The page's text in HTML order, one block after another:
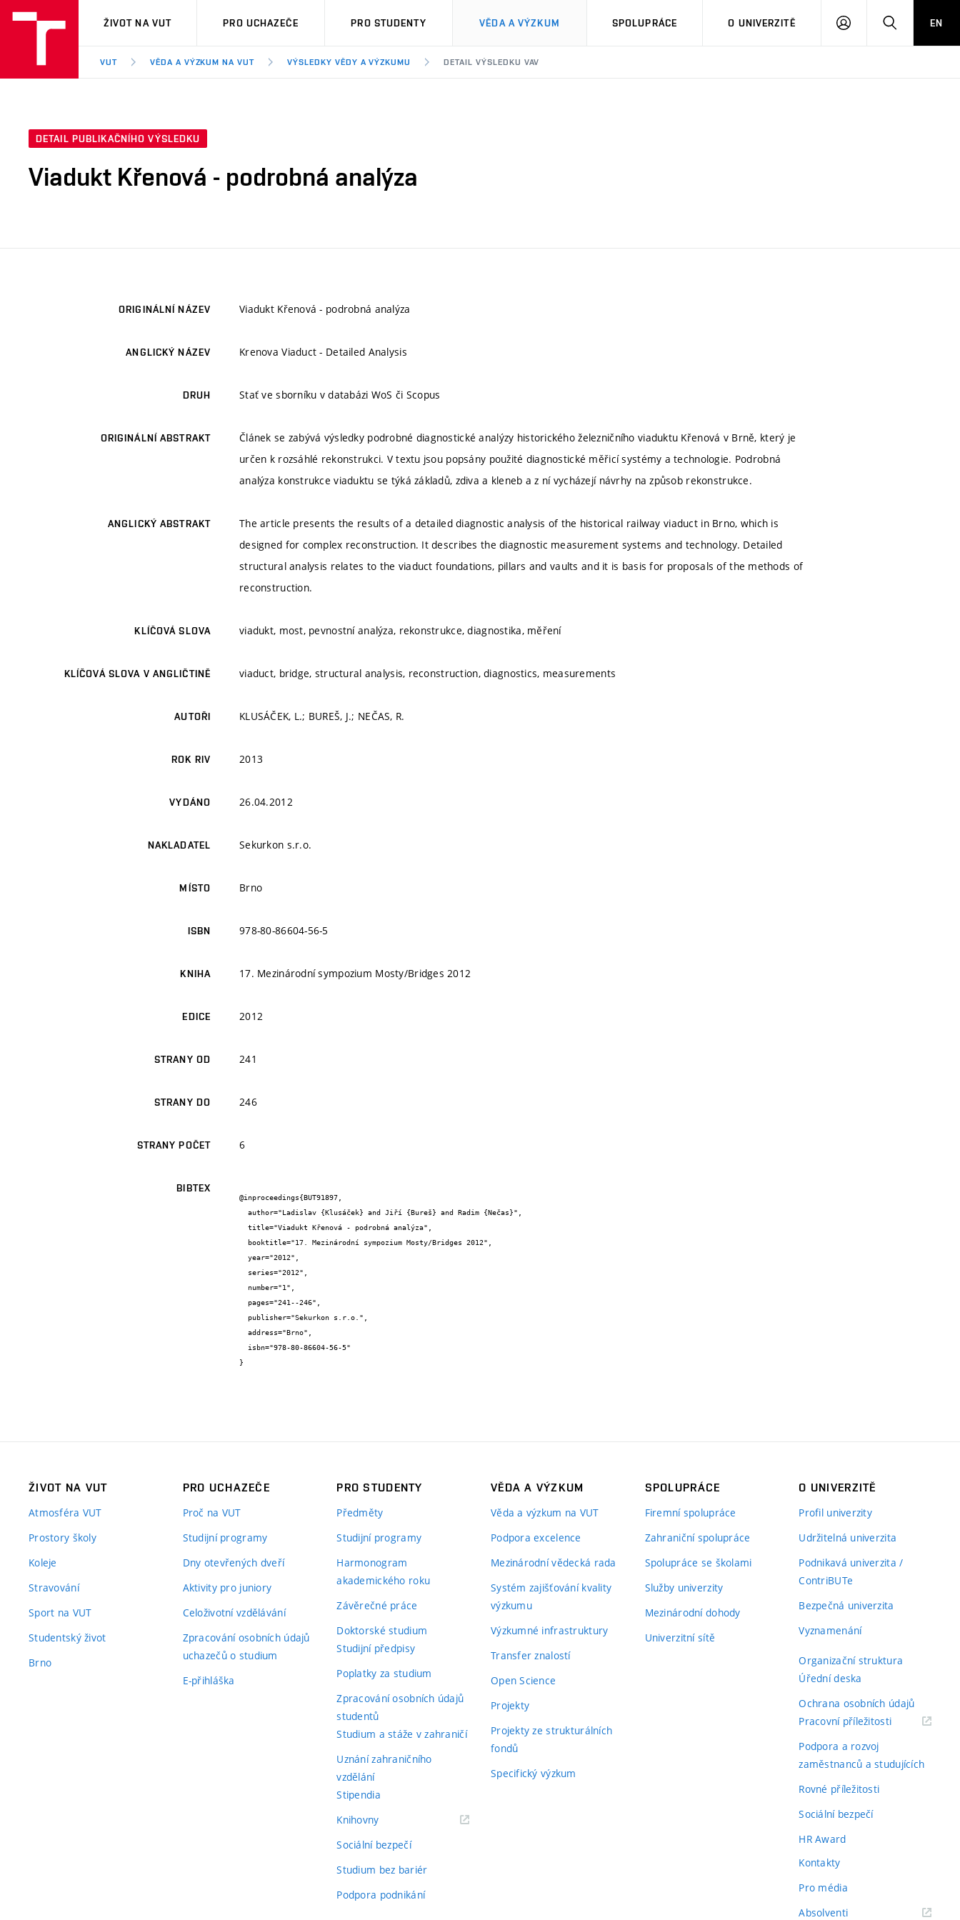
VUT
ŽIVOT NA VUT PRO UCHAZEČE PRO STUDENTY VĚDA A VÝZKUM SPOLUPRÁCE O UNIVERZITĚ
PŘIHLÁSIT HLEDATEN
VUT VĚDA A VÝZKUM NA VUT VÝSLEDKY VĚDY A VÝZKUMU DETAIL VÝSLEDKU VAV
DETAIL PUBLIKAČNÍHO VÝSLEDKU
Viadukt Křenová - podrobná analýza
ORIGINÁLNÍ NÁZEV Viadukt Křenová - podrobná analýza
ANGLICKÝ NÁZEV Krenova Viaduct - Detailed Analysis
DRUH Stať ve sborníku v databázi WoS či Scopus
ORIGINÁLNÍ ABSTRAKT
Článek se zabývá výsledky podrobné diagnostické analýzy historického železničního viaduktu Křenová v Brně, který je
určen k rozsáhlé rekonstrukci. V textu jsou popsány použité diagnostické měřicí systémy a technologie. Podrobná
analýza konstrukce viaduktu se týká základů, zdiva a kleneb a z ní vycházejí návrhy na způsob rekonstrukce.
ANGLICKÝ ABSTRAKT
The article presents the results of a detailed diagnostic analysis of the historical railway viaduct in Brno, which is
designed for complex reconstruction. It describes the diagnostic measurement systems and technology. Detailed
structural analysis relates to the viaduct foundations, pillars and vaults and it is basis for proposals of the methods of
reconstruction.
KLÍČOVÁ SLOVA viadukt, most, pevnostní analýza, rekonstrukce, diagnostika, měření
KLÍČOVÁ SLOVA V ANGLIČTINĚ viaduct, bridge, structural analysis, reconstruction, diagnostics, measurements
AUTOŘI KLUSÁČEK, L.; BUREŠ, J.; NEČAS, R.
ROK RIV 2013
VYDÁNO 26.04.2012
NAKLADATEL Sekurkon s.r.o.
MÍSTO Brno
ISBN 978-80-86604-56-5
KNIHA 17. Mezinárodní sympozium Mosty/Bridges 2012
EDICE 2012
STRANY OD 241
STRANY DO 246
STRANY POČET 6
BIBTEX
@inproceedings{BUT91897,
}
ŽIVOT NA VUT
Atmosféra VUT
Prostory školy
Koleje
Stravování
Sport na VUT
Studentský život
Brno
PRO UCHAZEČE
Proč na VUT
Studijní programy
Dny otevřených dveří
Aktivity pro juniory
Celoživotní vzdělávání
Zpracování osobních údajů
uchazečů o studium
E-přihláška
PRO STUDENTY
Předměty
Studijní programy
Harmonogram
akademického roku
Závěrečné práce
Doktorské studium
Studijní předpisy
Poplatky za studium
Zpracování osobních údajů
studentů
Studium a stáže v zahraničí
Uznání zahraničního
vzdělání
Stipendia
Knihovny(externí
Sociální bezpečí
Studium bez bariér
Podpora podnikání
VĚDA A VÝZKUM
Věda a výzkum na VUT
Podpora excelence
Mezinárodní vědecká rada
Systém zajišťování kvality
výzkumu
Výzkumné infrastruktury
Transfer znalostí
Open Science
Projekty
Projekty ze strukturálních
fondů
Specifický výzkum
SPOLUPRÁCE
Firemní spolupráce
Zahraniční spolupráce
Spolupráce se školami
Služby univerzity
Mezinárodní dohody
Univerzitní sítě
O UNIVERZITĚ
Profil univerzity
Udržitelná univerzita
Podnikavá univerzita /
ContriBUTe
Bezpečná univerzita
Vyznamenání
Organizační struktura
Úřední deska
Ochrana osobních údajů
Pracovní příležitosti(externí
Podpora a rozvoj
zaměstnanců a studujících
Rovné příležitosti
Sociální bezpečí
HR Award
Kontakty
Pro média
Absolventi(externí